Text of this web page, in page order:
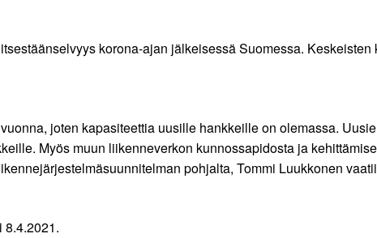
korona-ajan jälkeisessä Suomessa.
joten kapasiteettia uusille hankkeille on olemassa.
Myös muun liikenneverkon kunnossapidosta ja
pohjalta, Tommi Luukkonen
8.4.2021.